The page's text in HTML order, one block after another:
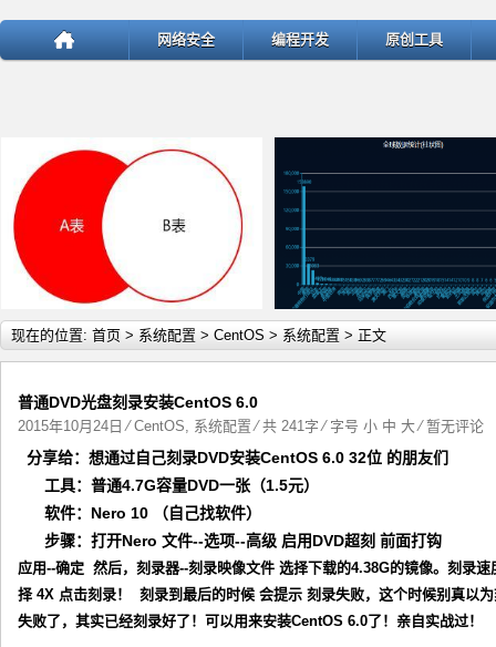
网络安全 编程开发 原创工具
详细内容
test ThinkPHP v5.1.22曝出
现在的位置: 首页 > 系统配置 > CentOS > 系统配置 > 正文
普通DVD光盘刻录安装CentOS 6.0
2015年10月24日 ⁄CentOS, 系统配置⁄ 共 241字 ⁄ 字号 小 中 大 ⁄暂无评论
分享给：想通过自己刻录DVD安装CentOS 6.0 32位 的朋友们
工具： 普通4.7G容量DVD一张（1.5元）
软件： Nero 10 （自己找软件）
步骤： 打开Nero 文件--选项--高级 启用DVD超刻 前面打钩
应用--确定 然后，刻录器--刻录映像文件 选择下载的4.38G的镜像。刻录速
择 4X 点击刻录！ 刻录到最后的时候 会提示 刻录失败，这个时候别真以
失败了，其实已经刻录好了！可以用来安装CentOS 6.0了！亲自实战过！